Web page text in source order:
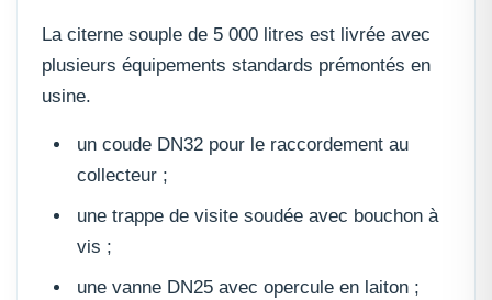
La citerne souple de 5 000 litres est livrée avec
plusieurs équipements standards prémontés en
usine.
un coude DN32 pour le raccordement au
collecteur ;
une trappe de visite soudée avec bouchon à
vis ;
une vanne DN25 avec opercule en laiton ;